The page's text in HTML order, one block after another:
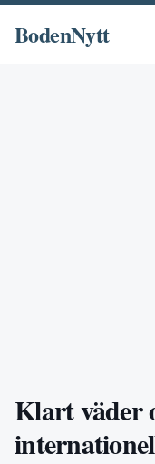
BodenNytt
Klart väder